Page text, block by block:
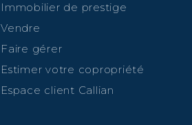
Immobilier de prestige
Vendre
Faire gérer
Estimer votre copropriété
Espace client Callian